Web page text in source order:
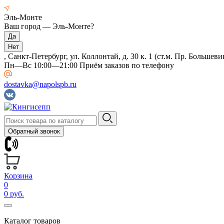
Эль-Монте
Ваш город — Эль-Монте?
, Санкт-Петербург, ул. Коллонтай, д. 30 к. 1 (ст.м. Пр.
Пн—Вс 10:00—21:00 Приём заказов по телефону
dostavka@napolspb.ru
Обратный звонок
Корзина
0
0 руб.
Каталог товаров